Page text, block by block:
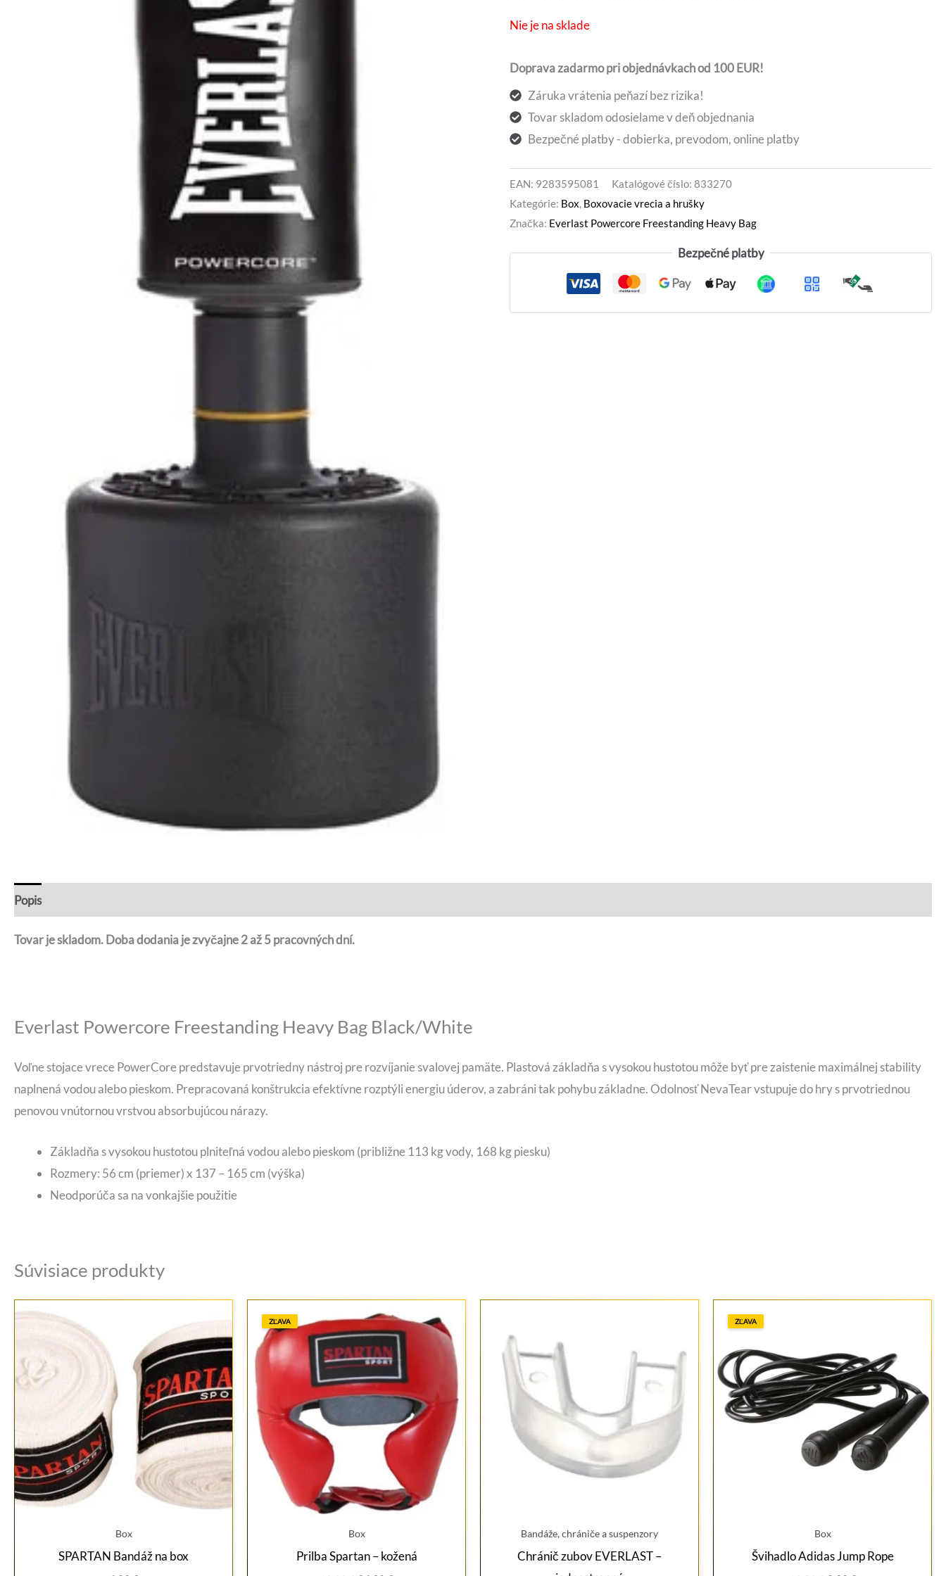
Nie je na sklade
Doprava zadarmo pri objednávkach od 100 EUR!
Záruka vrátenia peňazí bez rizika!
Tovar skladom odosielame v deň objednania
Bezpečné platby - dobierka, prevodom, online platby
EAN: 9283595081 Katalógové číslo:833270
Kategórie: Box, Boxovacie vrecia a hrušky
Značka: Everlast Powercore Freestanding Heavy Bag
Bezpečné platby
Popis
Tovar je skladom. Doba dodania je zvyčajne 2 až 5 pracovných dní.
Everlast Powercore Freestanding Heavy Bag Black/White
Voľne stojace vrece PowerCore predstavuje prvotriedny nástroj pre rozvíjanie svalovej pamäte. Plastová základňa s vysokou hustotou môže byť pre zaistenie maximálnej stability
naplnená vodou alebo pieskom. Prepracovaná konštrukcia efektívne rozptýli energiu úderov, a zabráni tak pohybu základne. Odolnosť NevaTear vstupuje do hry s prvotriednou
penovou vnútornou vrstvou absorbujúcou nárazy.
Základňa s vysokou hustotou plniteľná vodou alebo pieskom (približne 113 kg vody, 168 kg piesku)
Rozmery: 56 cm (priemer) x 137 – 165 cm (výška)
Neodporúča sa na vonkajšie použitie
Súvisiace produkty
Box
SPARTAN Bandáž na box
ZĽAVA
Box
Prilba Spartan – kožená
Bandáže, chrániče a suspenzory
Chránič zubov EVERLAST –
ZĽAVA
Box
Švihadlo Adidas Jump Rope